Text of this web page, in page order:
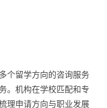
个留学方向的咨询服务
。机构在学校匹配和专
理申请方向与职业发展